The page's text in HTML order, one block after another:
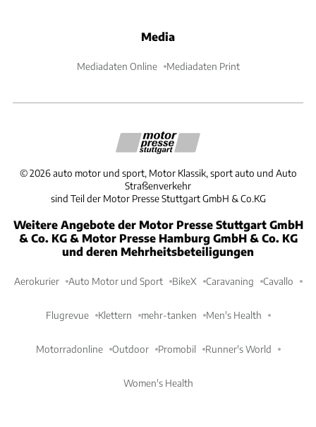
Media
Mediadaten Online Mediadaten Print
©2026 auto motor und sport, Motor Klassik, sport auto und Auto
Straßenverkehr
sind Teil der Motor Presse Stuttgart GmbH & Co.KG
Weitere Angebote der Motor Presse Stuttgart GmbH
& Co. KG & Motor Presse Hamburg GmbH & Co. KG
und deren Mehrheitsbeteiligungen
Aerokurier Auto Motor und Sport BikeX Caravaning Cavallo
Flugrevue Klettern mehr-tanken Men's Health
Motorradonline Outdoor Promobil Runner's World
Women's Health